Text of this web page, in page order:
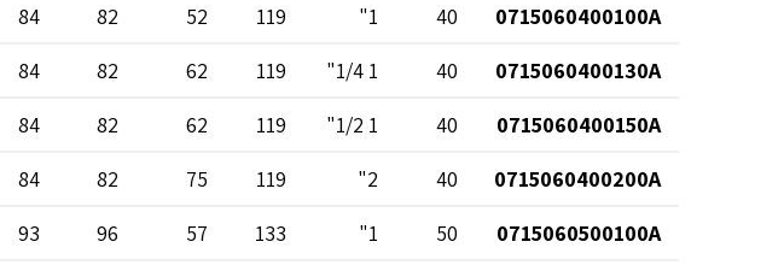
0715060400100A
40
1"
119
52
82
84
0715060400130A
40
1 1/4"
119
62
82
84
0715060400150A
40
1 1/2"
119
62
82
84
0715060400200A
40
2"
119
75
82
84
0715060500100A
50
1"
133
57
96
93